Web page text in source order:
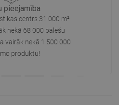
pieejamība
centrs 31 000 m²
nekā 68 000 palešu
vairāk nekā 1 500 000
produktu!